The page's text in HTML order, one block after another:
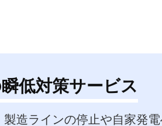
低対策サービス
造ラインの停止や自家発